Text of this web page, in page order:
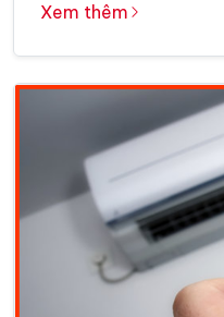
Xem thêm